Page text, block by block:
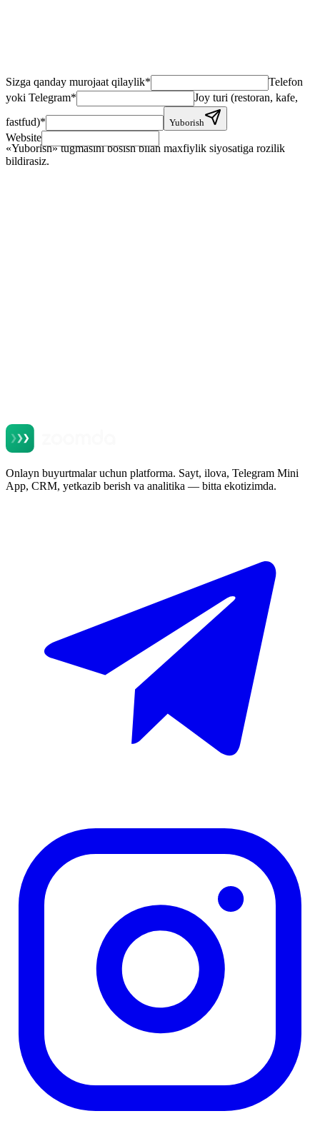
Sizga qanday murojaat qilaylik*
Telefon
yoki Telegram*
Joy turi (restoran, kafe,
fastfud)*
Website
Yuborish
«Yuborish» tugmasini bosish bilan maxfiylik siyosatiga rozilik
bildirasiz.
Onlayn buyurtmalar uchun platforma. Sayt, ilova, Telegram Mini
App, CRM, yetkazib berish va analitika — bitta ekotizimda.